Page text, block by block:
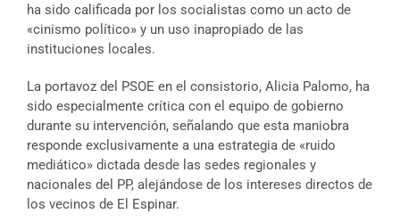
ha sido calificada por los socialistas como un acto de
«cinismo político» y un uso inapropiado de las
instituciones locales.
La portavoz del PSOE en el consistorio, Alicia Palomo, ha
sido especialmente crítica con el equipo de gobierno
durante su intervención, señalando que esta maniobra
responde exclusivamente a una estrategia de «ruido
mediático» dictada desde las sedes regionales y
nacionales del PP, alejándose de los intereses directos de
los vecinos de El Espinar.